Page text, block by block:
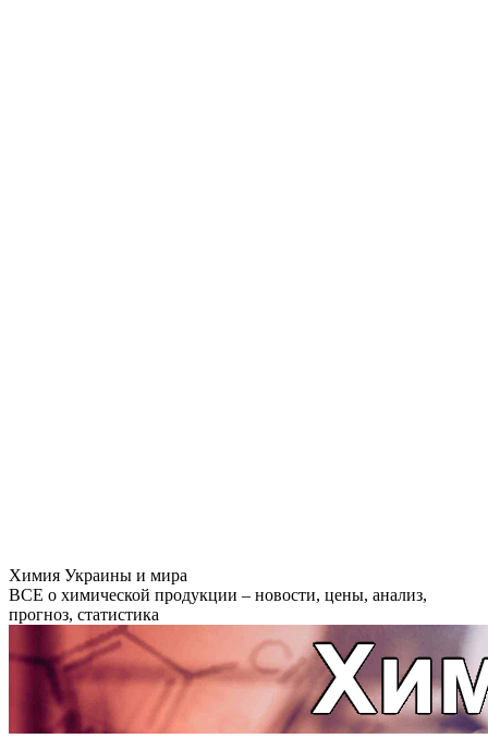
Химия Украины и мира
ВСЕ о химической продукции – новости, цены, анализ,
прогноз, статистика